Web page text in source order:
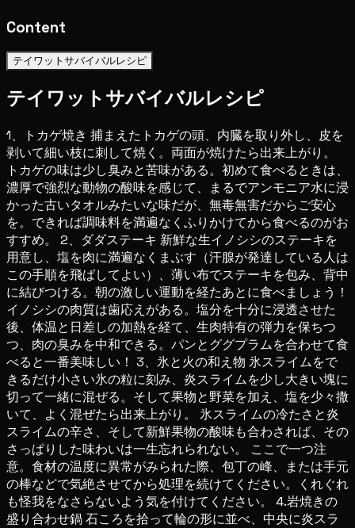
Content
テイワットサバイバルレシピ
テイワットサバイバルレシピ
1、トカゲ焼き 捕まえたトカゲの頭、内臓を取り外し、皮を
剥いて細い枝に刺して焼く。両面が焼けたら出来上がり。
トカゲの味は少し臭みと苦味がある。初めて食べるときは、
濃厚で強烈な動物の酸味を感じて、まるでアンモニア水に浸
かった古いタオルみたいな味だが、無毒無害だからご安心
を。できれば調味料を満遍なくふりかけてから食べるのがお
すすめ。 2、ダダステーキ 新鮮な生イノシシのステーキを
用意し、塩を肉に満遍なくまぶす（汗腺が発達している人は
この手順を飛ばしてよい）、薄い布でステーキを包み、背中
に結びつける。朝の激しい運動を経たあとに食べましょう！
イノシシの肉質は歯応えがある。塩分を十分に浸透させた
後、体温と日差しの加熱を経て、生肉特有の弾力を保ちつ
つ、肉の臭みを中和できる。パンとググプラムを合わせて食
べると一番美味しい！ 3、氷と火の和え物 氷スライムをで
きるだけ小さい氷の粒に刻み、炎スライムを少し大きい塊に
切って一緒に混ぜる。そして果物と野菜を加え、塩を少々撒
いて、よく混ぜたら出来上がり。 氷スライムの冷たさと炎
スライムの辛さ、そして新鮮果物の酸味も合わされば、その
さっぱりした味わいは一生忘れられない。 ここで一つ注
意。食材の温度に異常がみられた際、包丁の峰、または手元
の棒などで気絶させてから処理を続けてください。くれぐれ
も怪我をなさらないよう気を付けてください。 4.岩焼きの
盛り合わせ鍋 石ころを拾って輪の形に並べ、中央に炎スラ